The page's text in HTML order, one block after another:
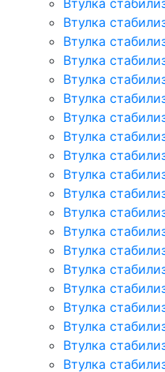
Втулка
Втулка
Втулка
Втулка
Втулка
Втулка
Втулка
Втулка
Втулка
Втулка
Втулка
Втулка
Втулка
Втулка
Втулка
Втулка
Втулка
Втулка
Втулка
Втулка